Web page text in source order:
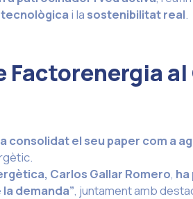
i la sostenibilitat real.
al
consolidat el seu paper com a
Carlos Gallar Romero,
demanda”, juntament amb